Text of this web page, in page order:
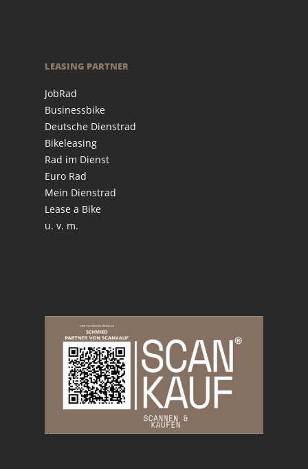
LEASING PARTNER
JobRad
Businessbike
Deutsche Dienstrad
Bikeleasing
Rad im Dienst
Euro Rad
Mein Dienstrad
Lease a Bike
u. v. m.